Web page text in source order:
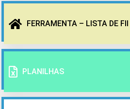
FERRAMENTA – LISTA DE FII
PLANILHAS